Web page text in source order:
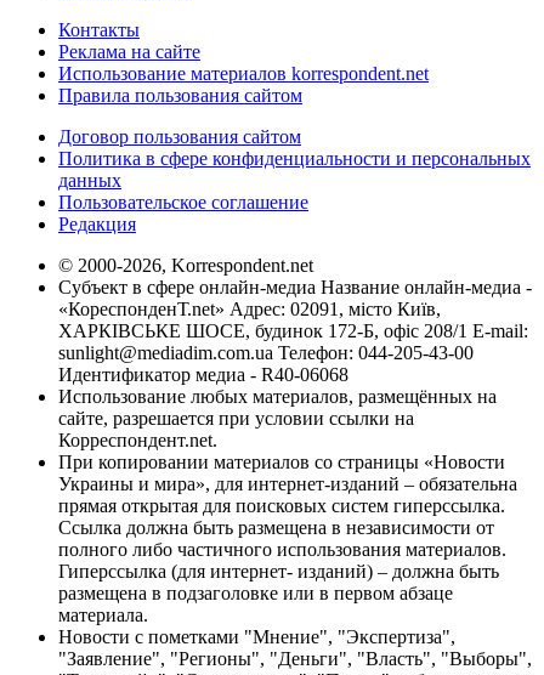
Контакты
Реклама на сайте
Использование материалов korrespondent.net
Правила пользования сайтом
Договор пользования сайтом
Политика в сфере конфиденциальности и персональных
данных
Пользовательское соглашение
Редакция
© 2000-2026, Korrespondent.net
Субъект в сфере онлайн-медиа Название онлайн-медиа -
«КореспонденТ.net» Адрес: 02091, місто Київ,
ХАРКІВСЬКЕ ШОСЕ, будинок 172-Б, офіс 208/1 E-mail:
sunlight@mediadim.com.ua Телефон: 044-205-43-00
Идентификатор медиа - R40-06068
Использование любых материалов, размещённых на
сайте, разрешается при условии ссылки на
Корреспондент.net.
При копировании материалов со страницы «Новости
Украины и мира», для интернет-изданий – обязательна
прямая открытая для поисковых систем гиперссылка.
Ссылка должна быть размещена в независимости от
полного либо частичного использования материалов.
Гиперссылка (для интернет- изданий) – должна быть
размещена в подзаголовке или в первом абзаце
материала.
Новости с пометками "Мнение", "Экспертиза",
"Заявление", "Регионы", "Деньги", "Власть", "Выборы",